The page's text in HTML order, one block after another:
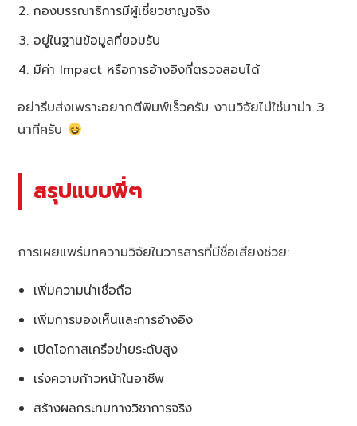
กองบรรณาธิการมีผู้เชี่ยวชาญจริง
อยู่ในฐานข้อมูลที่ยอมรับ
มีค่า Impact หรือการอ้างอิงที่ตรวจสอบได้
อย่ารีบส่งเพราะอยากตีพิมพ์เร็วครับ งานวิจัยไม่ใช่มาม่า 3
นาทีครับ
สรุปแบบพี่ๆ
การเผยแพร่บทความวิจัยในวารสารที่มีชื่อเสียงช่วย:
เพิ่มความน่าเชื่อถือ
เพิ่มการมองเห็นและการอ้างอิง
เปิดโอกาสเครือข่ายระดับสูง
เร่งความก้าวหน้าในอาชีพ
สร้างผลกระทบทางวิชาการจริง